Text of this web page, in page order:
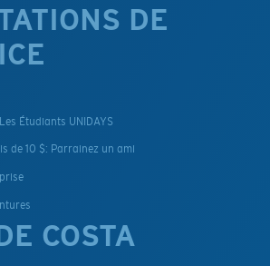
DE
Étudiants UNIDAYS
de 10 $: Parrainez un ami
COSTA